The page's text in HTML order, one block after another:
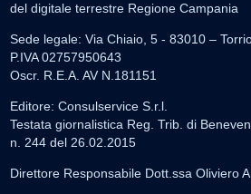
del digitale terrestre Regione Campania
Sede legale: Via Chiaio, 5 - 83010 –
P.IVA 02757950643
Oscr. R.E.A. AV N.181151
Editore: Consulservice S.r.l.
Testata giornalistica Reg. Trib. di
n. 244 del 26.02.2015
Direttore Responsabile Dott.ssa Oliviero